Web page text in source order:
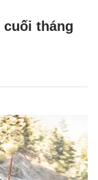
cuối tháng